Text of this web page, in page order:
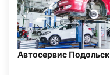
Автосервис Подольск